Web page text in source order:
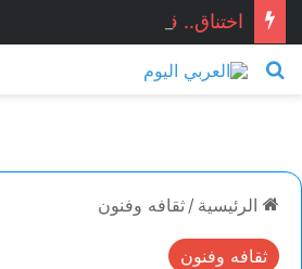
بحث عن
الرئيسية / ثقافه وفنون
ثقافه وفنون